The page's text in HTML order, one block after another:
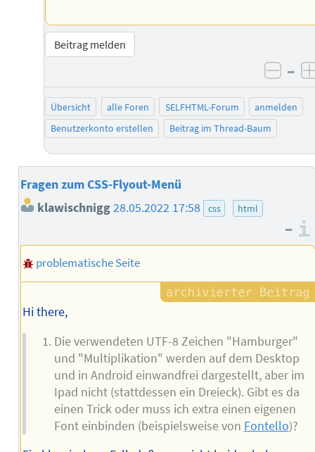
Beitrag melden
–
Übersicht alle Foren SELFHTML-Forum
anmelden
Benutzerkonto erstellen
Beitrag im Thread-Baum
Fragen zum CSS-Flyout-Menü
klawischnigg28.05.2022 17:58 css html
–
problematische Seite
Hi there,
Die verwendeten UTF-8 Zeichen "Hamburger"
und "Multiplikation" werden auf dem Desktop
und in Android einwandfrei dargestellt, aber im
Ipad nicht (stattdessen ein Dreieck). Gibt es da
einen Trick oder muss ich extra einen eigenen
Font einbinden (beispielsweise von Fontello)?